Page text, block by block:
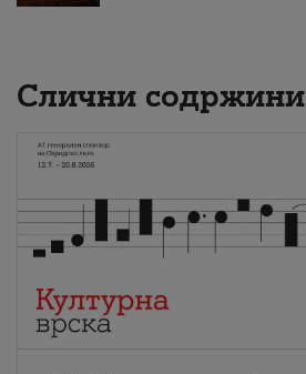
Слични содржини